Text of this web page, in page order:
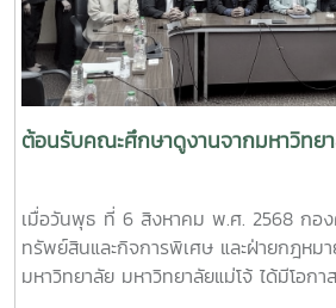
เรียนรู้ร่วมกันมาใช้เป็นแนวทางในการก
ป้องกันการทุจริตของมหาวิทยาลัยแม่โจ้ใ
ประสิทธิผลอีกด้วย
ทั้งสองหน่วยงานได้ร่วมกันแลกเปลี่ยนเรี
ทำงานด้านกฎหมายในสถาบันอุดมศึกษ
งาน ไม่ว่าจะเป็นงานด้านนิติกรรมสัญญา
ประโยชน์ งานสอบสวนทางวินัยและจรร
แนวทางการบริหารพัฒนาระบบงานกฎหม
มีประสิทธิภาพต่อไป
ต้อนรับคณะศึกษาดูงานจากมหาวิทยา
เมื่อวันพุธ ที่ 6 สิงหาคม พ.ศ. 2568 กอ
ทรัพย์สินและกิจการพิเศษ และฝ่ายกฎหม
มหาวิทยาลัย มหาวิทยาลัยแม่โจ้ ได้มีโอก